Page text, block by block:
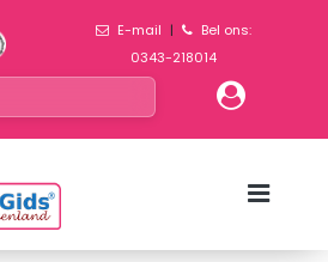
E-mail |
Bel ons:
0343-218014